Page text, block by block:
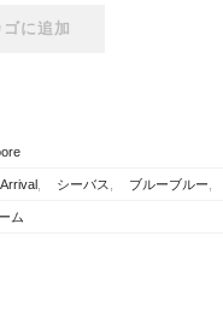
に追加
シーバス ブルーブルー
ム